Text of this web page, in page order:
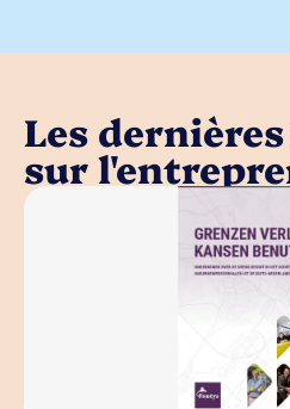
Les
sur